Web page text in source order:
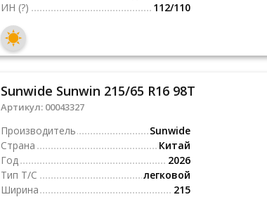
ИН (?) 112/110
Sunwide Sunwin 215/65 R16 98T
Артикул: 00043327
Производитель
Sunwide
Страна
Китай
Год
2026
Тип Т/С
легковой
Ширина
215